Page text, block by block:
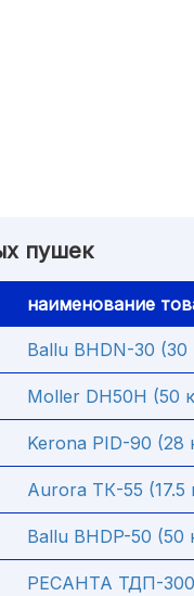
пушек
наименование
Ballu BHDN-30 (30
Moller DH50H (50
Kerona PID-90 (28
Aurora ТК-55 (17.5
Ballu BHDP-50 (50
РЕСАНТА ТДП-